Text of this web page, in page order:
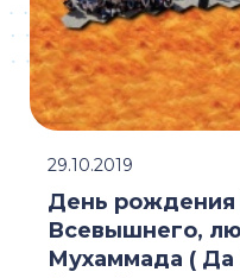
День рождения
Всевышнего,
Мухаммада ( Да
29.10.2019